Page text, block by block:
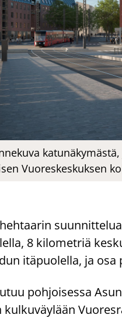
Vuoreskeskuksen
8 ki­lo­met­riä
itä­puo­lel­la, ja
poh­joi­ses­sa
kul­ku­väy­lään